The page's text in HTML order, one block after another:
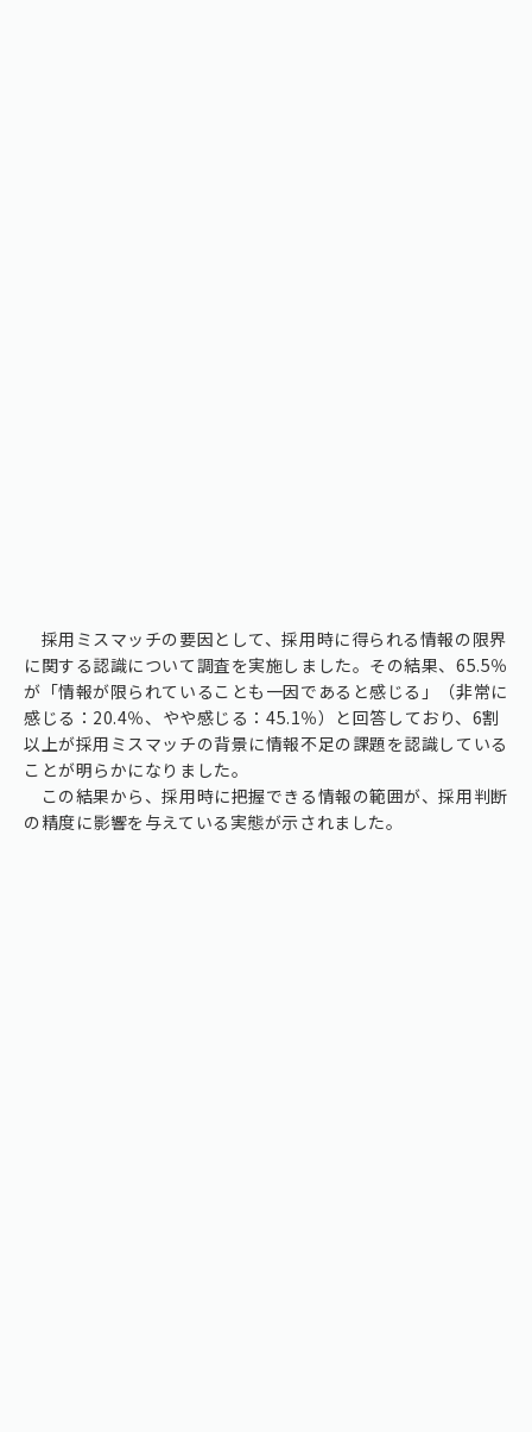
採用ミスマッチの要因として、採用時に得られる情報の限界
に関する認識について調査を実施しました。その結果、65.5％
が「情報が限られていることも一因であると感じる」（非常に
感じる：20.4％、やや感じる：45.1％）と回答しており、6割
以上が採用ミスマッチの背景に情報不足の課題を認識している
ことが明らかになりました。
この結果から、採用時に把握できる情報の範囲が、採用判断
の精度に影響を与えている実態が示されました。